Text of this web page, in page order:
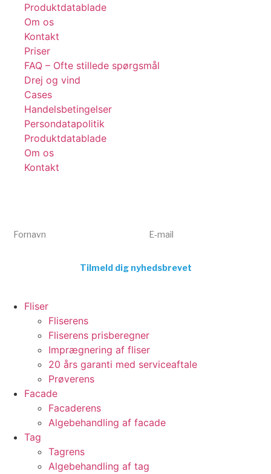
Produktdatablade
Om os
Kontakt
Priser
FAQ – Ofte stillede spørgsmål
Drej og vind
Cases
Handelsbetingelser
Persondatapolitik
Produktdatablade
Om os
Kontakt
Tilmeld dig nyhedsbrevet
Fliser
Fliserens
Fliserens prisberegner
Imprægnering af fliser
20 års garanti med serviceaftale
Prøverens
Facade
Facaderens
Algebehandling af facade
Tag
Tagrens
Algebehandling af tag